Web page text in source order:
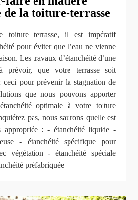
de la toiture-terrasse
toiture terrasse, il est impératif
pour éviter que l’eau ne vienne
Les travaux d’étanchéité d’une
prévoir, que votre terrasse soit
ceci pour prévenir la stagnation de
que nous pouvons apporter
optimale à votre toiture
pas, nous saurons quelle est
appropriée : - étanchéité liquide -
- étanchéité spécifique pour
végétation - étanchéité spéciale
préfabriquée